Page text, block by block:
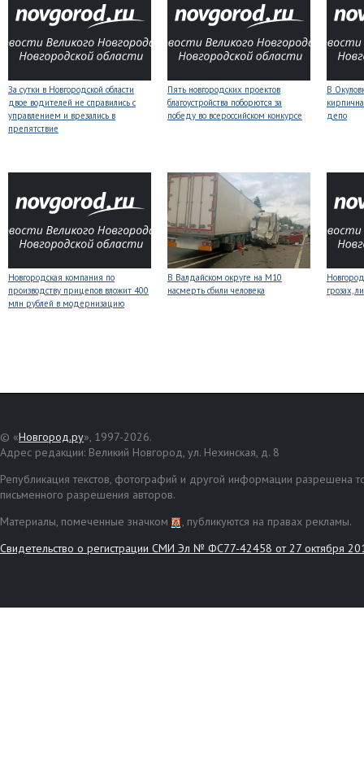
За сутки в Новгородской области
двое водителей не справились с
управлением и врезались в
препятствие
Пять новгородских проектов
благоустройства поборются за
победу во всероссийском конкурсе
В
депо
Новгородская компания по
производству прицепов вложит 400
млн рублей в модернизацию
В Валдайском округе на М10
насмерть сбили человека
грозах,
© «Новгород.ру», 1997-2026.
Адрес редакции: Великий Новгород, ул. Нехинская, д. 8
Републикация текстов, фотографий и другой информации разрешена
письменного разрешения авторов.
Материалы, помеченные значком
, публикуются на правах рекламы.
Свидетельство о регистрации СМИ Эл № ФС77-42458 от 27 октября